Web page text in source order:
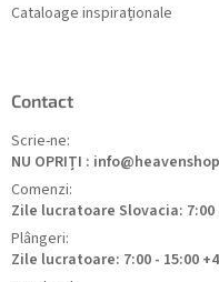
Cataloage inspiraționale
Contact
Scrie-ne:
NU OPRIȚI :
Comenzi:
Zile lucratoare Slovacia: 7:00
Plângeri:
Zile lucratoare: 7:00 - 15:00